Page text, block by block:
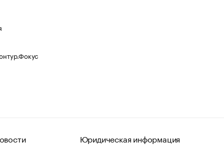
Юридическая информация